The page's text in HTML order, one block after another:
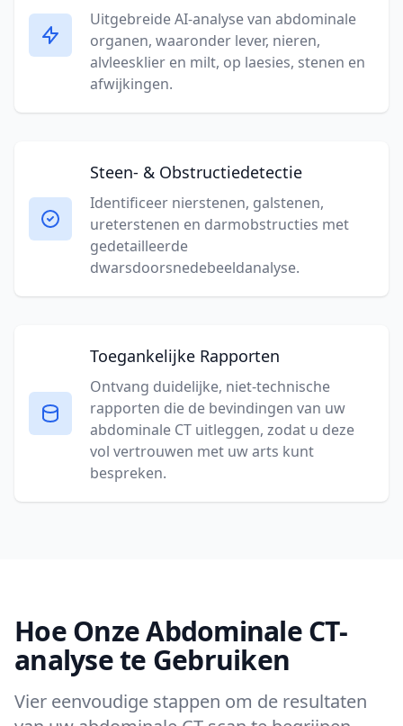
Uitgebreide AI-analyse van abdominale
organen, waaronder lever, nieren,
alvleesklier en milt, op laesies, stenen en
afwijkingen.
Steen- & Obstructiedetectie
Identificeer nierstenen, galstenen,
ureterstenen en darmobstructies met
gedetailleerde
dwarsdoorsnedebeeldanalyse.
Toegankelijke Rapporten
Ontvang duidelijke, niet-technische
rapporten die de bevindingen van uw
abdominale CT uitleggen, zodat u deze
vol vertrouwen met uw arts kunt
bespreken.
Hoe Onze Abdominale CT-
analyse te Gebruiken
Vier eenvoudige stappen om de resultaten